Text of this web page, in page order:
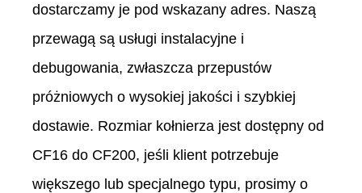
dostarczamy je pod wskazany adres. Naszą
przewagą są usługi instalacyjne i
debugowania, zwłaszcza przepustów
próżniowych o wysokiej jakości i szybkiej
dostawie. Rozmiar kołnierza jest dostępny od
CF16 do CF200, jeśli klient potrzebuje
większego lub specjalnego typu, prosimy o